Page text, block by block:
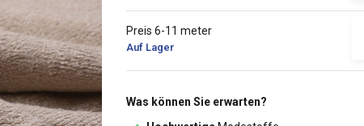
Preis 6-11 meter
Auf Lager
Was können Sie erwarten?